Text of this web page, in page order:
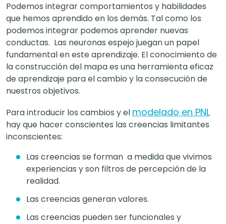
Podemos integrar comportamientos y habilidades
que hemos aprendido en los demás. Tal como los
podemos integrar podemos aprender nuevas
conductas. Las neuronas espejo juegan un papel
fundamental en este aprendizaje. El conocimiento de
la construcción del mapa es una herramienta eficaz
de aprendizaje para el cambio y la consecución de
nuestros objetivos.
Para introducir los cambios y el modelado en PNL
hay que hacer conscientes las creencias limitantes
inconscientes:
Las creencias se forman a medida que vivimos
experiencias y son filtros de percepción de la
realidad.
Las creencias generan valores.
Las creencias pueden ser funcionales y